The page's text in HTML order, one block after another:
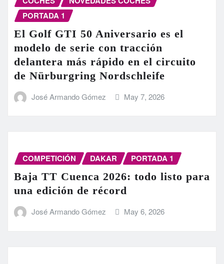
PORTADA 1
El Golf GTI 50 Aniversario es el
modelo de serie con tracción
delantera más rápido en el circuito
de Nürburgring Nordschleife
José Armando Gómez May 7, 2026
COMPETICIÓN DAKAR PORTADA 1
Baja TT Cuenca 2026: todo listo para
una edición de récord
José Armando Gómez May 6, 2026